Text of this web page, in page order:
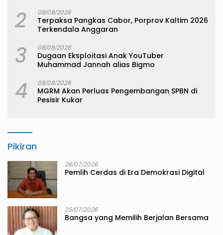
2 09/08/2026
Terpaksa Pangkas Cabor, Porprov Kaltim 2026
Terkendala Anggaran
3 08/08/2026
Dugaan Eksploitasi Anak YouTuber
Muhammad Jannah alias Bigmo
4 08/08/2026
MGRM Akan Perluas Pengembangan SPBN di
Pesisir Kukar
Pikiran
26/07/2026
Pemlih Cerdas di Era Demokrasi Digital
25/07/2026
Bangsa yang Memilih Berjalan Bersama